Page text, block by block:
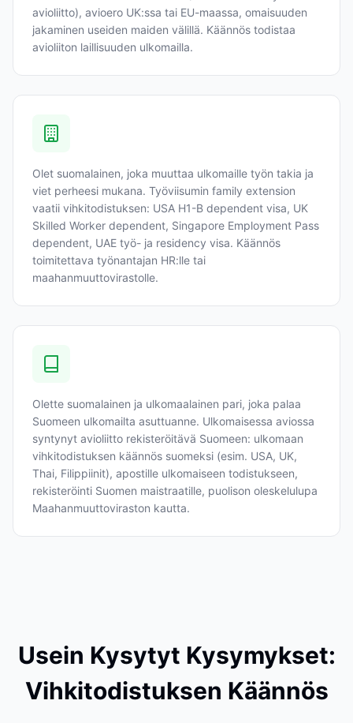
avioliitto), avioero UK:ssa tai EU-maassa, omaisuuden
jakaminen useiden maiden välillä. Käännös todistaa
avioliiton laillisuuden ulkomailla.
Olet suomalainen, joka muuttaa ulkomaille työn takia ja
viet perheesi mukana. Työviisumin family extension
vaatii vihkitodistuksen: USA H1-B dependent visa, UK
Skilled Worker dependent, Singapore Employment Pass
dependent, UAE työ- ja residency visa. Käännös
toimitettava työnantajan HR:lle tai
maahanmuuttovirastolle.
Olette suomalainen ja ulkomaalainen pari, joka palaa
Suomeen ulkomailta asuttuanne. Ulkomaisessa aviossa
syntynyt avioliitto rekisteröitävä Suomeen: ulkomaan
vihkitodistuksen käännös suomeksi (esim. USA, UK,
Thai, Filippiinit), apostille ulkomaiseen todistukseen,
rekisteröinti Suomen maistraatille, puolison oleskelulupa
Maahanmuuttoviraston kautta.
Usein Kysytyt Kysymykset:
Vihkitodistuksen Käännös